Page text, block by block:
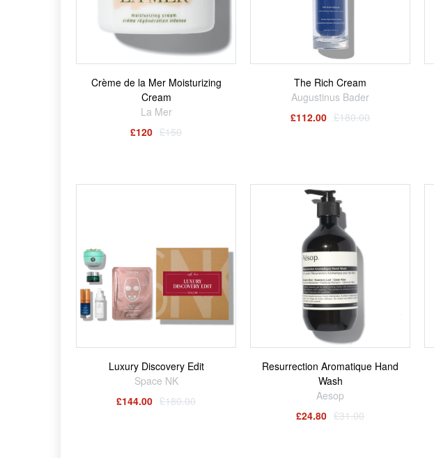
Crème de la Mer Moisturizing
Cream
La Mer
£120 £150
The Rich Cream
Augustinus Bader
£112.00 £180.00
Luxury Discovery Edit
Space NK
£144.00 £180.00
Resurrection Aromatique Hand
Wash
Aesop
£24.80 £31.00